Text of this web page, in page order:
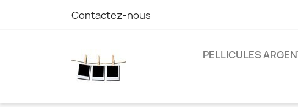
Contactez-nous
PELLICULES